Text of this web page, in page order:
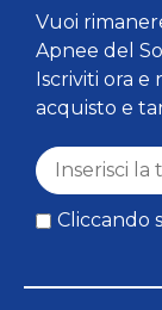
Vuoi
Apnee del
Iscriviti ora e
acquisto e
Cliccando